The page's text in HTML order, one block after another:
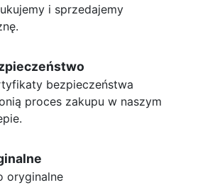
i sprzedajemy
bezpieczeństwa
proces zakupu w naszym
oryginalne